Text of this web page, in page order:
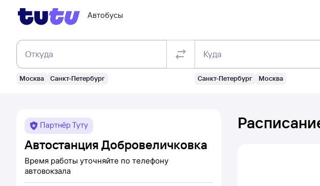
Автобусы
Откуда
Москва Санкт-Петербург
Куда
Санкт-Петербург Москва
Партнёр Туту
Автостанция Добровеличковка
Время работы уточняйте по телефону
автовокзала